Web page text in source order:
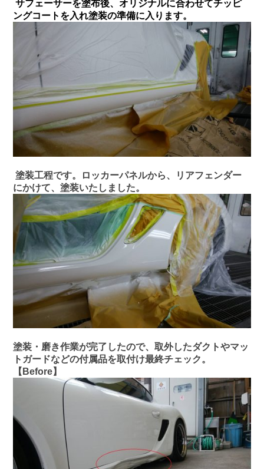
サフェーサーを塗布後、オリジナルに合わせてチッピ
ングコートを入れ塗装の準備に入ります。
塗装工程です。ロッカーパネルから、リアフェンダー
にかけて、塗装いたしました。
塗装・磨き作業が完了したので、取外したダクトやマッ
トガードなどの付属品を取付け最終チェック。
【Before】